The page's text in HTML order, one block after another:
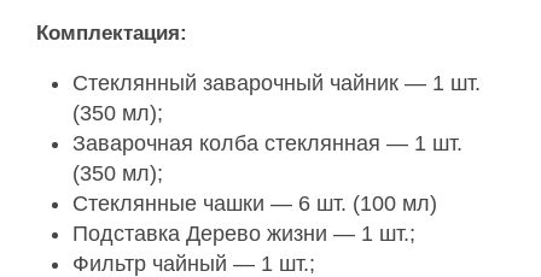
Комплектация:
Стеклянный заварочный чайник — 1 шт.
(350 мл);
Заварочная колба стеклянная — 1 шт.
(350 мл);
Стеклянные чашки — 6 шт. (100 мл)
Подставка Дерево жизни — 1 шт.;
Фильтр чайный — 1 шт.;